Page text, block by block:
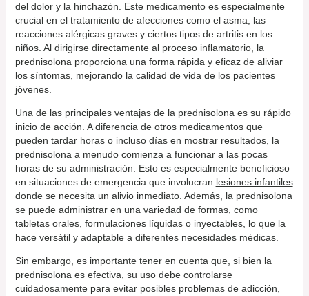
del dolor y la hinchazón. Este medicamento es especialmente
crucial en el tratamiento de afecciones como el asma, las
reacciones alérgicas graves y ciertos tipos de artritis en los
niños. Al dirigirse directamente al proceso inflamatorio, la
prednisolona proporciona una forma rápida y eficaz de aliviar
los síntomas, mejorando la calidad de vida de los pacientes
jóvenes.
Una de las principales ventajas de la prednisolona es su rápido
inicio de acción. A diferencia de otros medicamentos que
pueden tardar horas o incluso días en mostrar resultados, la
prednisolona a menudo comienza a funcionar a las pocas
horas de su administración. Esto es especialmente beneficioso
en situaciones de emergencia que involucran lesiones infantiles
donde se necesita un alivio inmediato. Además, la prednisolona
se puede administrar en una variedad de formas, como
tabletas orales, formulaciones líquidas o inyectables, lo que la
hace versátil y adaptable a diferentes necesidades médicas.
Sin embargo, es importante tener en cuenta que, si bien la
prednisolona es efectiva, su uso debe controlarse
cuidadosamente para evitar posibles problemas de adicción,